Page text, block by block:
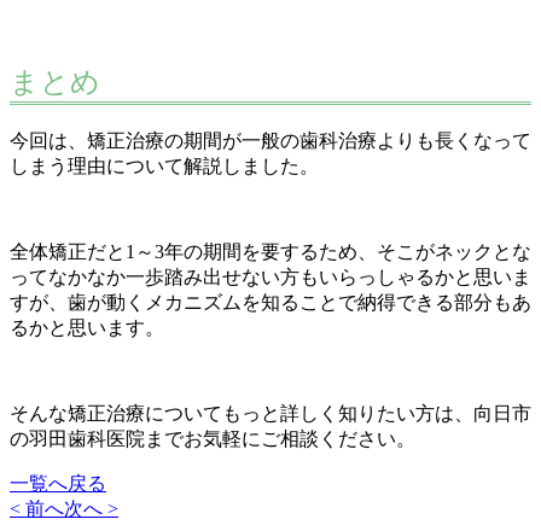
まとめ
今回は、矯正治療の期間が一般の歯科治療よりも長くなって
しまう理由について解説しました。
全体矯正だと1～3年の期間を要するため、そこがネックとな
ってなかなか一歩踏み出せない方もいらっしゃるかと思いま
すが、歯が動くメカニズムを知ることで納得できる部分もあ
るかと思います。
そんな矯正治療についてもっと詳しく知りたい方は、向日市
の羽田歯科医院までお気軽にご相談ください。
一覧へ戻る
< 前へ次へ >